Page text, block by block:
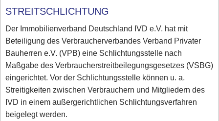
STREITSCHLICHTUNG
Der Immobilienverband Deutschland IVD e.V. hat mit
Beteiligung des Verbraucherverbandes Verband Privater
Bauherren e.V. (VPB) eine Schlichtungsstelle nach
Maßgabe des Verbraucherstreitbeilegungsgesetzes (VSBG)
eingerichtet. Vor der Schlichtungsstelle können u. a.
Streitigkeiten zwischen Verbrauchern und Mitgliedern des
IVD in einem außergerichtlichen Schlichtungsverfahren
beigelegt werden.